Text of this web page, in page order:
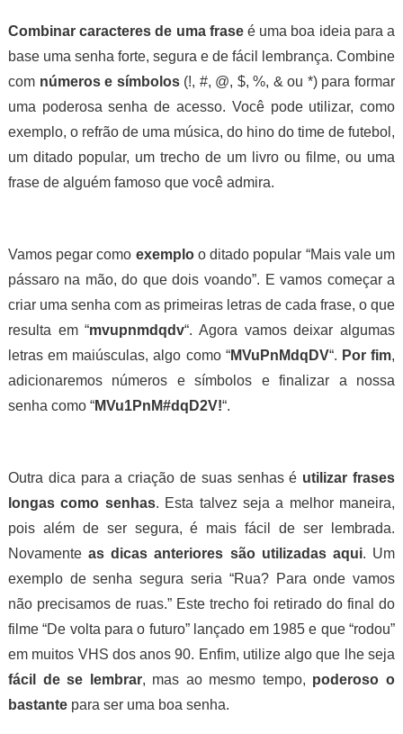
Combinar caracteres de uma fraseé uma boa ideia para a
base uma senha forte, segura e de fácil lembrança. Combine
com números e símbolos(!, #, @, $, %, & ou *) para formar
uma poderosa senha de acesso. Você pode utilizar, como
exemplo, o refrão de uma música, do hino do time de futebol,
um ditado popular, um trecho de um livro ou filme, ou uma
frase de alguém famoso que você admira.
Vamos pegar como exemploo ditado popular “Mais vale um
pássaro na mão, do que dois voando”. E vamos começar a
criar uma senha com as primeiras letras de cada frase, o que
resulta em “mvupnmdqdv“. Agora vamos deixar algumas
letras em maiúsculas, algo como “MVuPnMdqDV“. Por fim,
adicionaremos números e símbolos e finalizar a nossa
senha como “MVu1PnM#dqD2V!“.
Outra dica para a criação de suas senhas é utilizar frases
longas como senhas. Esta talvez seja a melhor maneira,
pois além de ser segura, é mais fácil de ser lembrada.
Novamenteas dicas anteriores são utilizadas aqui. Um
exemplo de senha segura seria “Rua? Para onde vamos
não precisamos de ruas.” Este trecho foi retirado do final do
filme “De volta para o futuro” lançado em 1985 e que “rodou”
em muitos VHS dos anos 90. Enfim, utilize algo que lhe seja
fácil de se lembrar, mas ao mesmo tempo, poderoso o
bastantepara ser uma boa senha.